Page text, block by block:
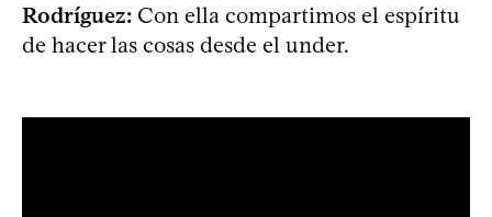
Rodríguez: Con ella compartimos el espíritu
de hacer las cosas desde el under.